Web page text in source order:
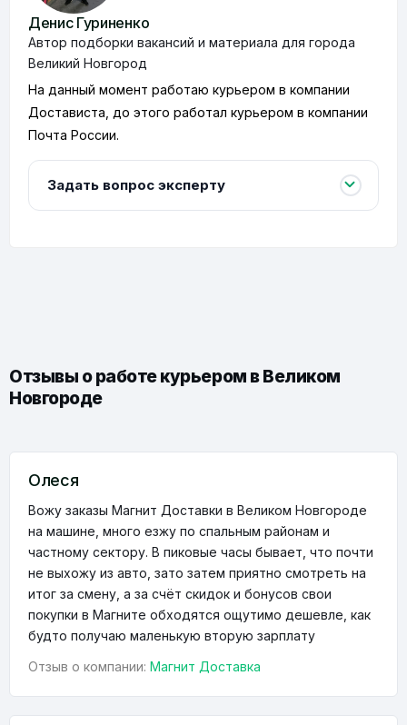
Денис Гуриненко
Автор подборки вакансий и материала для города
Великий Новгород
На данный момент работаю курьером в компании
Достависта, до этого работал курьером в компании
Почта России.
Задать вопрос эксперту
Отзывы о работе курьером в Великом
Новгороде
Олеся
Вожу заказы Магнит Доставки в Великом Новгороде
на машине, много езжу по спальным районам и
частному сектору. В пиковые часы бывает, что почти
не выхожу из авто, зато затем приятно смотреть на
итог за смену, а за счёт скидок и бонусов свои
покупки в Магните обходятся ощутимо дешевле, как
будто получаю маленькую вторую зарплату
Отзыв о компании: Магнит Доставка